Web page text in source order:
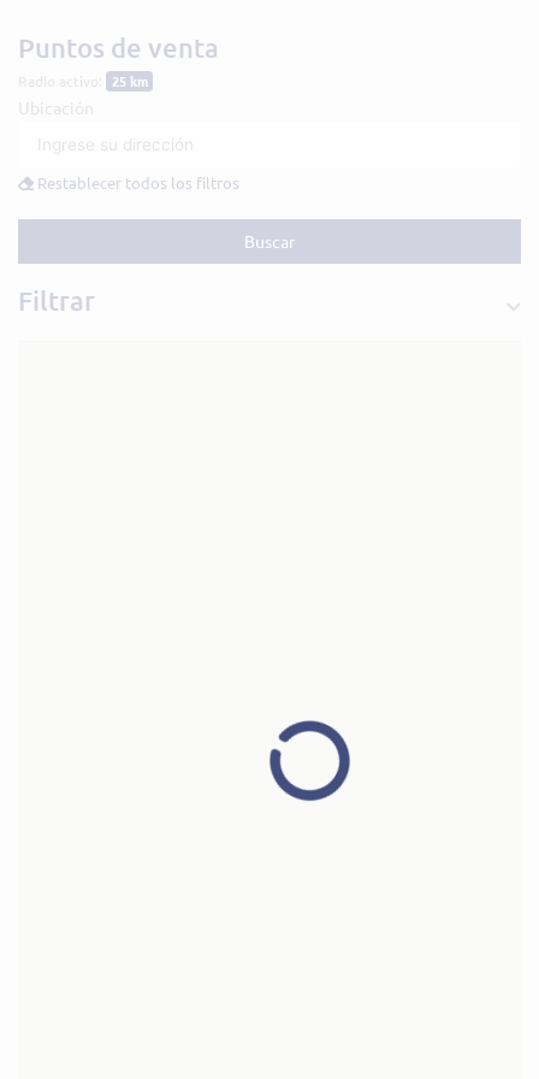
contenido
Puntos de venta
Radio activo: 25 km
Ubicación
Restablecer todos los filtros
Buscar
Filtrar